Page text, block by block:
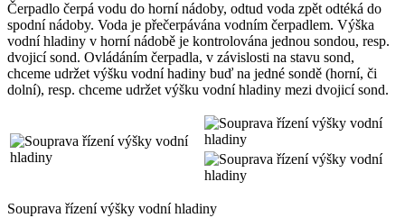
Čerpadlo čerpá vodu do horní nádoby, odtud voda zpět odtéká do
spodní nádoby. Voda je přečerpávána vodním čerpadlem. Výška
vodní hladiny v horní nádobě je kontrolována jednou sondou, resp.
dvojicí sond. Ovládáním čerpadla, v závislosti na stavu sond,
chceme udržet výšku vodní hadiny buď na jedné sondě (horní, či
dolní), resp. chceme udržet výšku vodní hladiny mezi dvojicí sond.
Souprava řízení výšky vodní hladiny